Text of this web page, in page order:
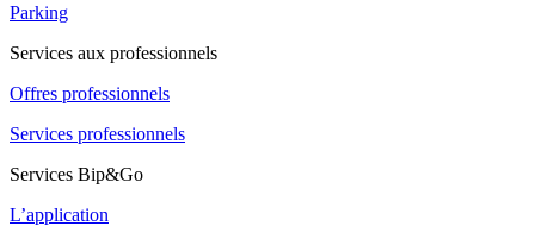
Parking
Services aux professionnels
Offres professionnels
Services professionnels
Services Bip&Go
L’application